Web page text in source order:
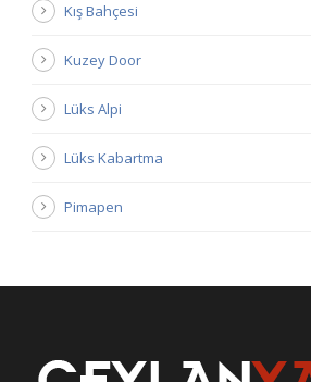
Kış Bahçesi
Kuzey Door
Lüks Alpi
Lüks Kabartma
Pimapen